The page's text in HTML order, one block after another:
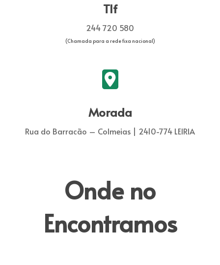
Tlf
244 720 580
(Chamada para a rede fixa nacional)
Morada
Rua do Barracão – Colmeias | 2410-774 LEIRIA
Onde no
Encontramos